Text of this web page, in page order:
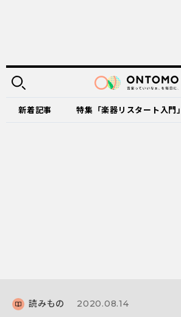
新着記事 特集「楽器リスタート入門」
読みもの
2020.08.14